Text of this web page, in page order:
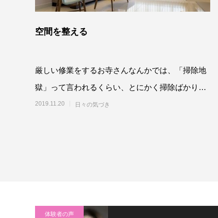
空間を整える
厳しい修業をするお寺さんなんかでは、「掃除地
獄」って言われるくらい、とにかく掃除ばかりす
るっていう話をどこかで聞いたことがあります
2019.11.20 日々の気づき
体験者の声